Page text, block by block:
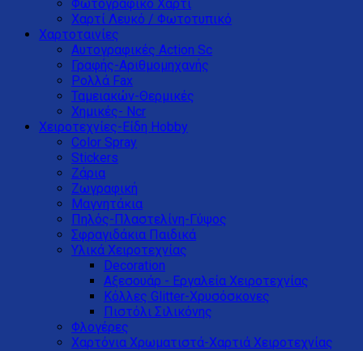
Φωτογραφικό Χαρτί
Χαρτί Λευκό / Φωτοτυπικό
Χαρτοταινίες
Αυτογραφικές Action Sc
Γραφής-Αριθμομηχανής
Ρολλά Fax
Ταμειακών-Θερμικές
Χημικές- Ncr
Χειροτεχνίες-Είδη Hobby
Color Spray
Stickers
Ζάρια
Ζωγραφική
Μαγνητάκια
Πηλός-Πλαστελίνη-Γύψος
Σφραγιδάκια Παιδικά
Υλικά Χειροτεχνίας
Decoration
Αξεσουάρ - Εργαλεία Χειροτεχνίας
Κόλλες Glitter-Xρυσόσκονες
Πιστόλι Σιλικόνης
Φλογέρες
Χαρτόνια Χρωματιστά-Χαρτιά Χειροτεχνίας